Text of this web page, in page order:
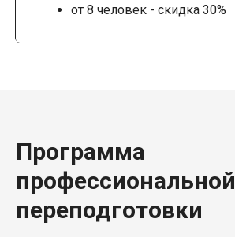
от 8 человек - скидка 30%
Программа
профессиональной
переподготовки